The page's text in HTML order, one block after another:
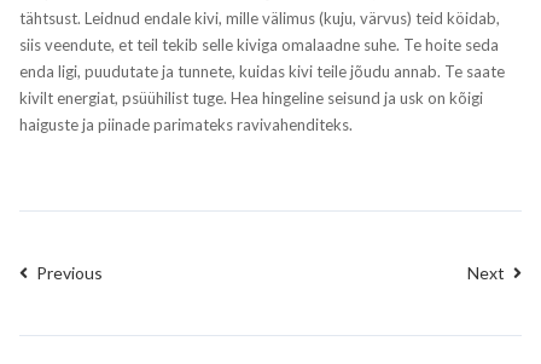
tähtsust. Leidnud endale kivi, mille välimus (kuju, värvus) teid köidab,
siis veendute, et teil tekib selle kiviga omalaadne suhe. Te hoite seda
enda ligi, puudutate ja tunnete, kuidas kivi teile jõudu annab. Te saate
kivilt energiat, psüühilist tuge. Hea hingeline seisund ja usk on kõigi
haiguste ja piinade parimateks ravivahenditeks.
Previous Next